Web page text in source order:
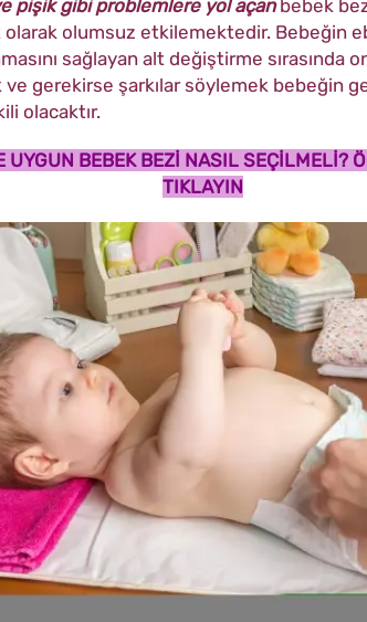
pişik gibi problemlere yol açanbebek
olarak olumsuz etkilemektedir. Bebeğin
sağlayan alt değiştirme sırasında
gerekirse şarkılar söylemek bebeğin
olacaktır.
UYGUN BEBEK BEZİ NASIL SEÇİLMELİ?
TIKLAYIN